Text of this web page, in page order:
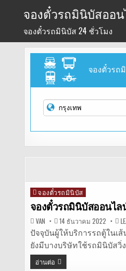
content
จองตั๋วรถมินิบัสออ
จองตั๋วรถมินิบัส 24 ชั่วโมง
จองตั๋วรถ
Posted
in
จองตั๋วรถมินิบัส
จองตั๋วรถมินิบัสออนไล
VAN 14 ธันวาคม 2022
ปัจจุบันผู้ให้บริการรถตู้ในเ
ยังมีบางบริษัทใช้รถมินิบัสวิ่
อ่านต่อ